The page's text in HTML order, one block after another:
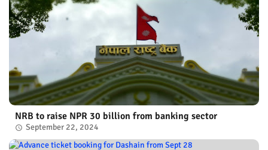
NRB to raise NPR 30 billion from banking sector
September 22, 2024